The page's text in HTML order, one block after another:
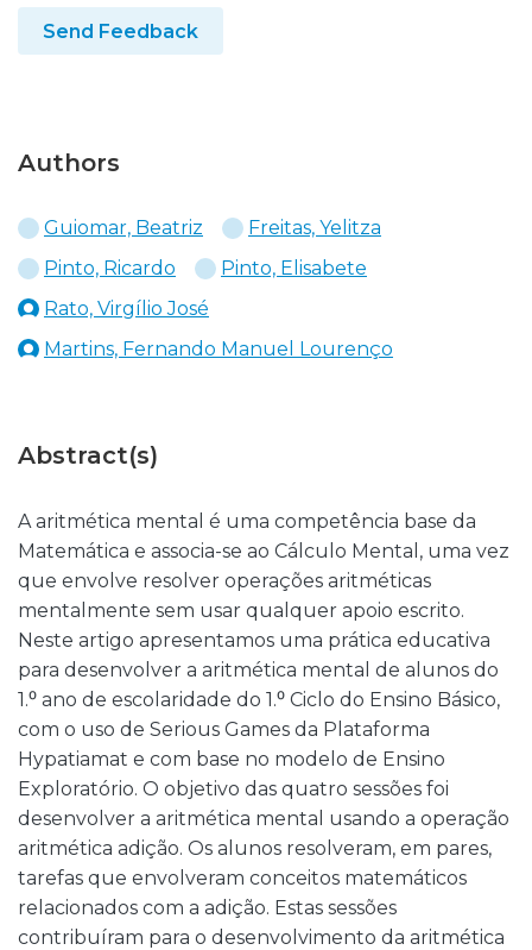
Send Feedback
Authors
Guiomar, Beatriz
Freitas, Yelitza
Pinto, Ricardo
Pinto, Elisabete
Rato, Virgílio José
Martins, Fernando Manuel Lourenço
Abstract(s)
A aritmética mental é uma competência base da
Matemática e associa-se ao Cálculo Mental, uma vez
que envolve resolver operações aritméticas
mentalmente sem usar qualquer apoio escrito.
Neste artigo apresentamos uma prática educativa
para desenvolver a aritmética mental de alunos do
1.⁰ ano de escolaridade do 1.⁰ Ciclo do Ensino Básico,
com o uso de Serious Games da Plataforma
Hypatiamat e com base no modelo de Ensino
Exploratório. O objetivo das quatro sessões foi
desenvolver a aritmética mental usando a operação
aritmética adição. Os alunos resolveram, em pares,
tarefas que envolveram conceitos matemáticos
relacionados com a adição. Estas sessões
contribuíram para o desenvolvimento da aritmética